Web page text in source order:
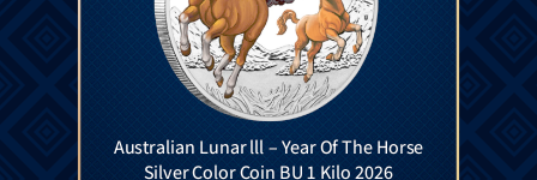
Australian Lunar lll – Year Of The Horse
Silver Color Coin BU 1 Kilo 2026